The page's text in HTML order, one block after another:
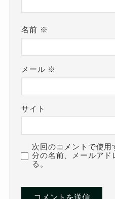
名前 ※
メール ※
サイト
次回のコメントで使用
分の名前、メールアド
る。